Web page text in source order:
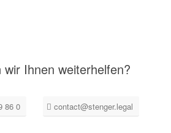
Ihnen weiterhelfen?
86 0 contact@stenger.legal